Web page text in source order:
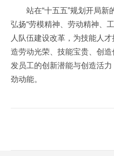
站在“十五五”规划开局
弘扬“劳模精神、劳动精神、
人队伍建设改革，为技能人
造劳动光荣、技能宝贵、创
发员工的创新潜能与创造活
劲动能。